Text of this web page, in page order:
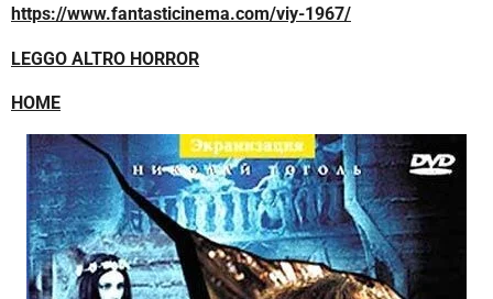
https://www.fantasticinema.com/viy-1967/
LEGGO ALTRO HORROR
HOME